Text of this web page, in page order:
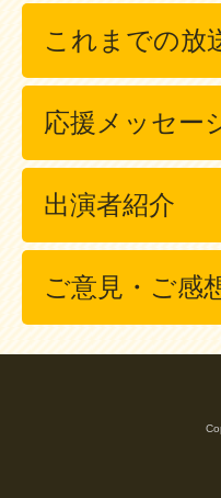
これまでの放
応援メッセー
出演者紹介
ご意見・ご感